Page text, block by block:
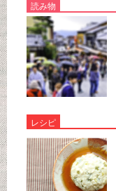
読み物
レシピ